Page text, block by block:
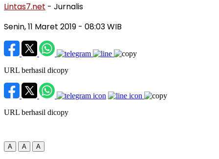
Lintas7.net - Jurnalis
Senin, 11 Maret 2019 - 08:03 WIB
URL berhasil dicopy
URL berhasil dicopy
A A A